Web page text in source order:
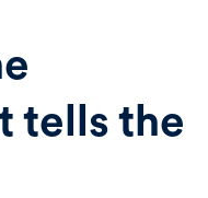
tells the